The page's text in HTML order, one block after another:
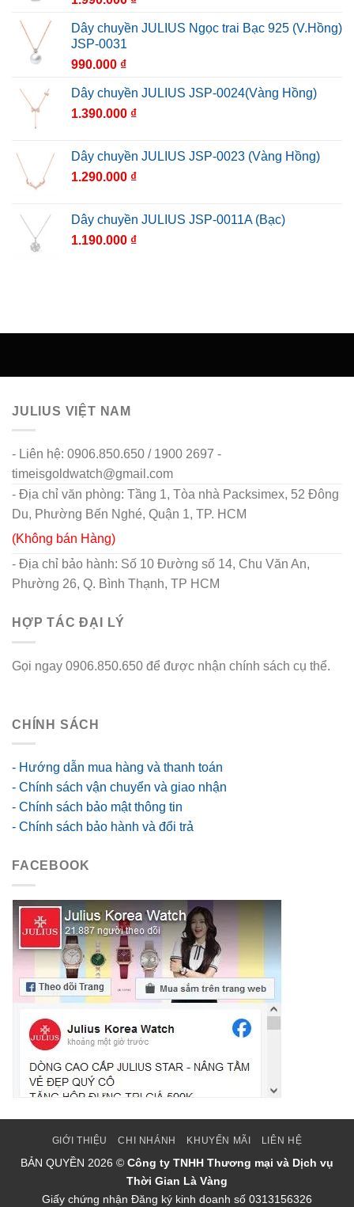
Dây chuyền JULIUS Ngọc trai Bạc 925 (V.Hồng)
JSP-0031
990.000 ₫
Dây chuyền JULIUS JSP-0024(Vàng Hồng)
1.390.000 ₫
Dây chuyền JULIUS JSP-0023 (Vàng Hồng)
1.290.000 ₫
Dây chuyền JULIUS JSP-0011A (Bạc)
1.190.000 ₫
JULIUS VIỆT NAM
- Liên hệ: 0906.850.650 / 1900 2697 -
timeisgoldwatch@gmail.com
- Địa chỉ văn phòng: Tầng 1, Tòa nhà Packsimex, 52 Đông
Du, Phường Bến Nghé, Quận 1, TP. HCM
(Không bán Hàng)
- Địa chỉ bảo hành: Số 10 Đường số 14, Chu Văn An,
Phường 26, Q. Bình Thạnh, TP HCM
HỢP TÁC ĐẠI LÝ
Gọi ngay 0906.850.650 để được nhận chính sách cụ thể.
CHÍNH SÁCH
- Hướng dẫn mua hàng và thanh toán
- Chính sách vận chuyển và giao nhận
- Chính sách bảo mật thông tin
- Chính sách bảo hành và đổi trả
FACEBOOK
GIỚI THIỆU CHI NHÁNH KHUYẾN MÃI LIÊN HỆ
BẢN QUYỀN 2026 © Công ty TNHH Thương mại và Dịch vụ
Thời Gian Là Vàng
Giấy chứng nhận Đăng ký kinh doanh số 0313156326